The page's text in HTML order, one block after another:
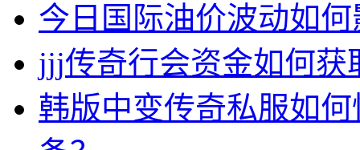
今日国际油价波动如
jjj传奇行会资金如何获
韩版中变传奇私服如